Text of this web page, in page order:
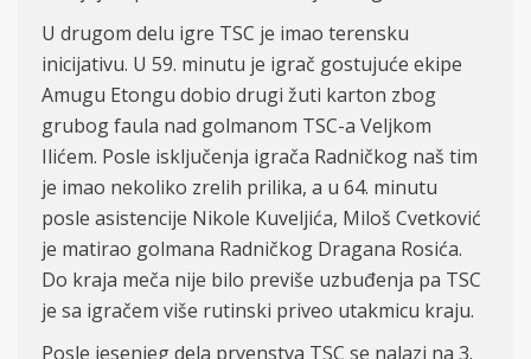
U drugom delu igre TSC je imao terensku
inicijativu. U 59. minutu je igrač gostujuće ekipe
Amugu Etongu dobio drugi žuti karton zbog
grubog faula nad golmanom TSC-a Veljkom
Ilićem. Posle isključenja igrača Radničkog naš tim
je imao nekoliko zrelih prilika, a u 64. minutu
posle asistencije Nikole Kuveljića, Miloš Cvetković
je matirao golmana Radničkog Dragana Rosića.
Do kraja meča nije bilo previše uzbuđenja pa TSC
je sa igračem više rutinski priveo utakmicu kraju.
Posle jesenjeg dela prvenstva TSC se nalazi na 3.